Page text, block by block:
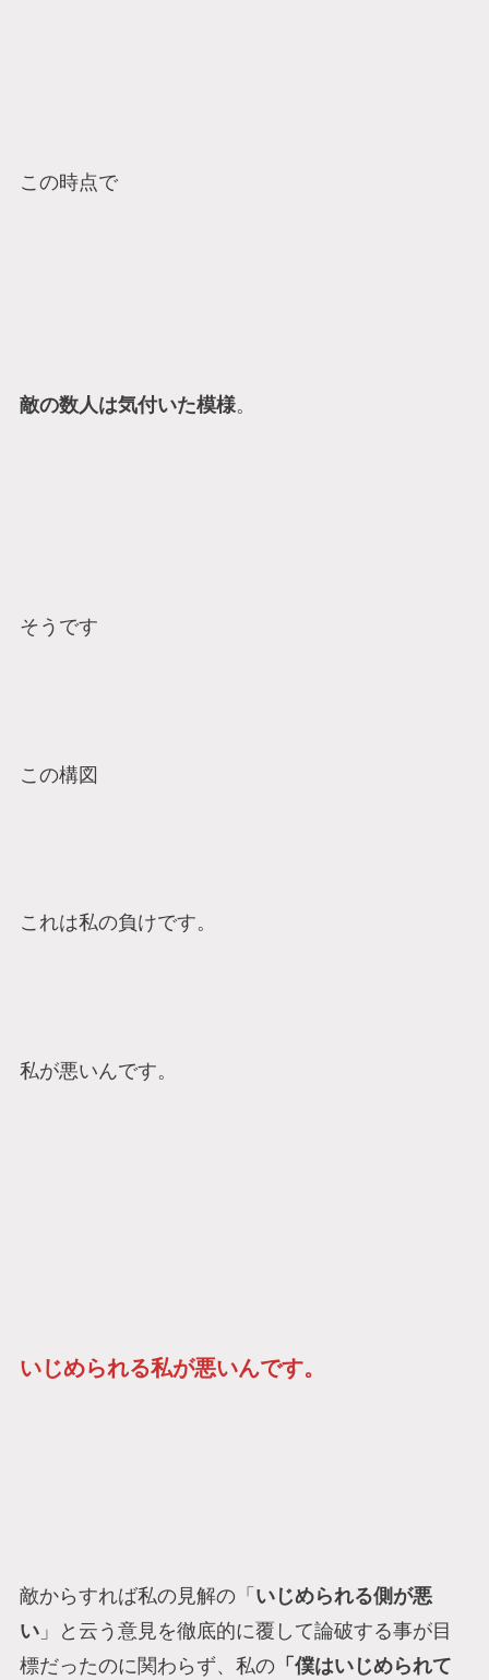
この時点で
敵の数人は気付いた模様。
そうです
この構図
これは私の負けです。
私が悪いんです。
いじめられる私が悪いんです。
敵からすれば私の見解の「 いじめられる側が悪
い」と云う意見を徹底的に覆して論破する事が目
標だったのに関わらず、私の「僕はいじめられて